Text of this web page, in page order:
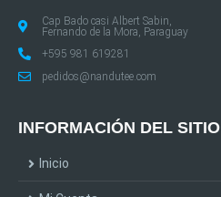
Cap Bado casi Albert Sabin,
Fernando de la Mora, Paraguay
+595 981 619281
pedidos@nandutee.com
INFORMACIÓN DEL SITIO
Inicio